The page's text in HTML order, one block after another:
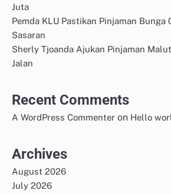
Juta
Pemda KLU Pastikan Pinjaman Bunga
Sasaran
Sherly Tjoanda Ajukan Pinjaman
Jalan
Recent Comments
A WordPress Commenter on Hello
Archives
August 2026
July 2026